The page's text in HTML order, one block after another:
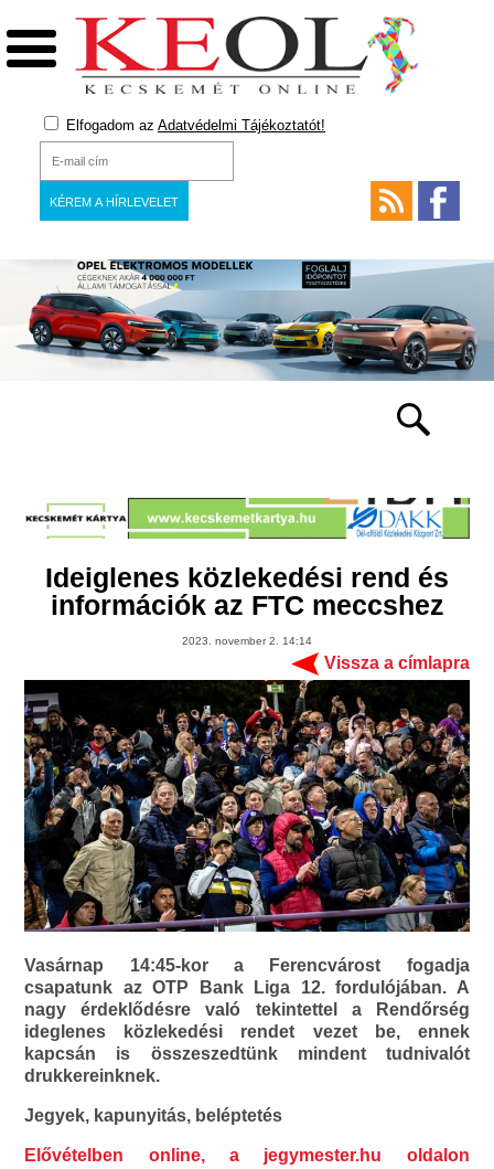
Elfogadom az Adatvédelmi Tájékoztatót!
Ideiglenes közlekedési rend és
információk az FTC meccshez
2023. november 2. 14:14
Vissza a címlapra
Vasárnap 14:45-kor a Ferencvárost fogadja
csapatunk az OTP Bank Liga 12. fordulójában. A
nagy érdeklődésre való tekintettel a Rendőrség
ideglenes közlekedési rendet vezet be, ennek
kapcsán is összeszedtünk mindent tudnivalót
drukkereinknek.
Jegyek, kapunyitás, beléptetés
Elővételben online, a jegymester.hu oldalon